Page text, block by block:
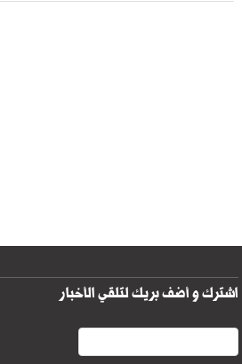
اشترك و أضف بريك لتلقي الأخبار